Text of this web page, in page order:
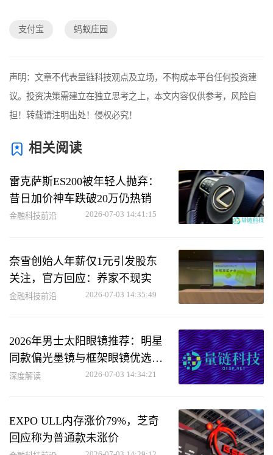
支付宝 蚂蚁庄园
声明：文章不代表量链科技观点及立场，不构成本平台任何投资建
议。投资决策需建立在独立思考之上，本文内容仅供参考，风险自
担！转载请注明出处！侵权必究！
相关阅读
雷克萨斯ES200被年轻人抛弃：
昔日加价神车跌破20万仍热销
金融科技前沿 2026-07-03 14:41:15
奈雪创始人年薪仅1元引发股东
关注，官方回应：养家不现实
金融科技前沿 2026-07-03 14:35:49
2026年男士太阳眼镜推荐：明星
同款偏光墨镜与框架眼镜优选指
南
深度解读 2026-07-03 14:34:21
EXPO ULL内存涨价79%，芝奇
回应称为普通款未涨价